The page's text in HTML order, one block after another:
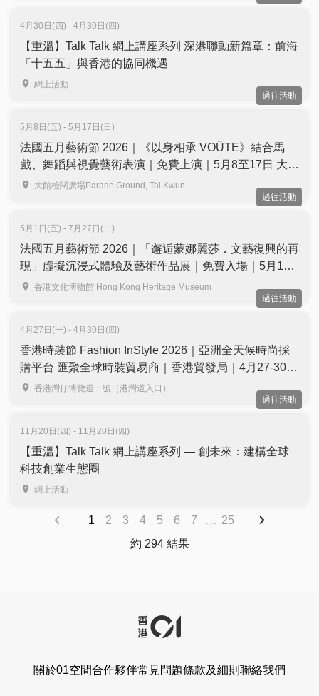
4月30日(四) - 4月30日(四)
【重溫】Talk Talk 網上講座系列 深港聯動新篇章：前海
「十五五」與香港的協同機遇
網上活動
過往活動
5月8日(五) - 5月17日(日)
法國五月藝術節 2026｜《以身相承 VOÛTE》結合馬
戲、舞蹈與視覺藝術表演｜免費上演｜5月8至17日 大館
檢閱廣場
大館檢閱廣場Parade Ground, Tai Kwun
過往活動
5月1日(五) - 7月27日(一)
法國五月藝術節 2026｜「邂逅蒙娜麗莎．文藝復興的再
現」虛擬沉浸式體驗及藝術作品展｜免費入場｜5月1日
至7月27日 香港文化博物館
香港文化博物館 Hong Kong Heritage Museum
過往活動
4月27日(一) - 4月30日(四)
香港時裝節 Fashion InStyle 2026｜亞洲全天候時尚採
購平台 匯聚全球時裝貿易商｜香港貿發局｜4月27-30日
｜免費登記入場
香港灣仔博覽道一號（港灣道入口）
過往活動
11月20日(四) - 11月20日(四)
【重溫】Talk Talk 網上講座系列 — 創未來：建構全球
科技創業生態圈
網上活動
1 2 3 4 5 6 7 … 25
約 294 結果
關於01空間合作夥伴常見問題條款及細則 聯絡我們